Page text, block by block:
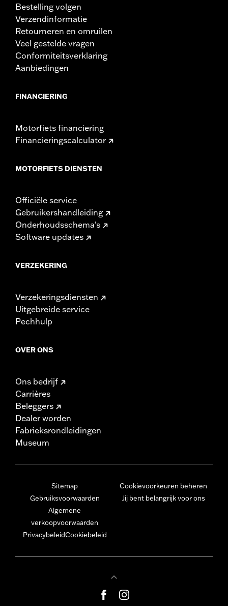
Bestelling volgen
Verzendinformatie
Retourneren en omruilen
Veel gestelde vragen
Conformiteitsverklaring
Aanbiedingen
FINANCIERING
Motorfiets financiering
Financieringscalculator
MOTORFIETS DIENSTEN
Officiële service
Gebruikershandleiding
Onderhoudsschema's
Software updates
VERZEKERING
Verzekeringsdiensten
Uitgebreide service
Pechhulp
OVER ONS
Ons bedrijf
Carrières
Beleggers
Dealer worden
Fabrieksrondleidingen
Museum
Sitemap
Gebruiksvoorwaarden
Algemene
verkoopvoorwaarden
PrivacybeleidCookiebeleid
Cookievoorkeuren beheren
Jij bent belangrijk voor ons